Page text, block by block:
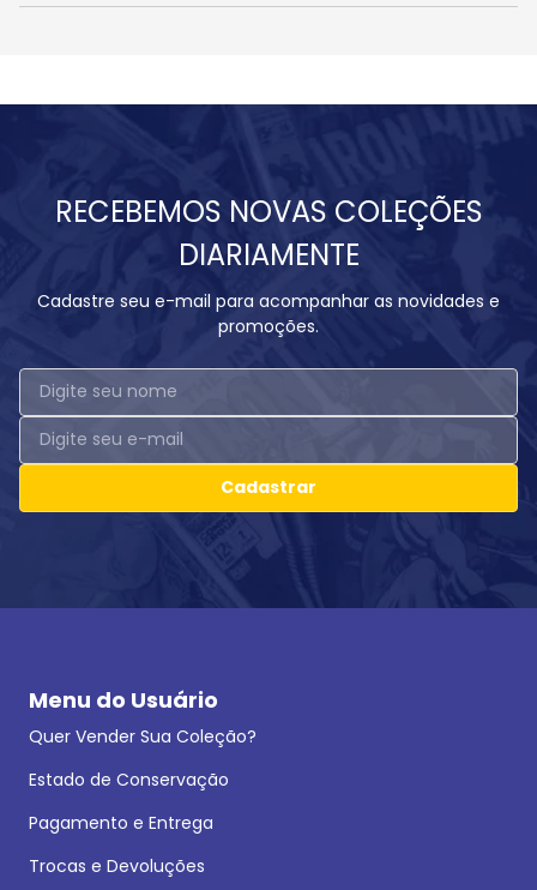
RECEBEMOS NOVAS COLEÇÕES
DIARIAMENTE
Cadastre seu e-mail para acompanhar as novidades e
promoções.
Cadastrar
Menu do Usuário
Quer Vender Sua Coleção?
Estado de Conservação
Pagamento e Entrega
Trocas e Devoluções